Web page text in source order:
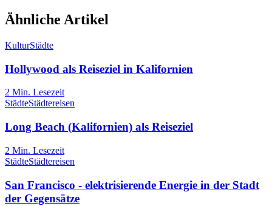
Ähnliche Artikel
KulturStädte
Hollywood als Reiseziel in Kalifornien
2 Min. Lesezeit
StädteStädtereisen
Long Beach (Kalifornien) als Reiseziel
2 Min. Lesezeit
StädteStädtereisen
San Francisco - elektrisierende Energie in der Stadt
der Gegensätze